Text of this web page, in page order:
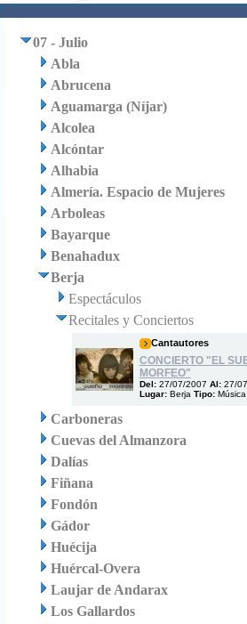
07 - Julio
Abla
Abrucena
Aguamarga (Níjar)
Alcolea
Alcóntar
Alhabia
Almería. Espacio de Mujeres
Arboleas
Bayarque
Benahadux
Berja
Espectáculos
Recitales y Conciertos
Cantautores
CONCIERTO "EL
MORFEO"
Del: 27/07/2007 Al: 27/
Lugar: Berja Tipo:
Carboneras
Cuevas del Almanzora
Dalías
Fiñana
Fondón
Gádor
Huécija
Huércal-Overa
Laujar de Andarax
Los Gallardos